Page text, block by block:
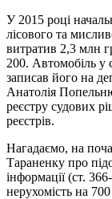
У 2015 році
лісового та
витратив 2,3 млн
200. Автомобіль у
записав його на
Анатолія
реєстру судових
реєстрів.
Нагадаємо, на
Тараненку про
інформації (ст.
нерухомість на